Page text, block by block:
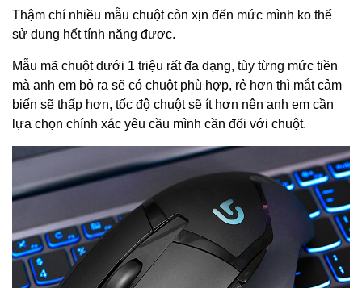
Thậm chí nhiều mẫu chuột còn xịn đến mức mình ko thể
sử dụng hết tính năng được.
Mẫu mã chuột dưới 1 triệu rất đa dạng, tùy từng mức tiền
mà anh em bỏ ra sẽ có chuột phù hợp, rẻ hơn thì mắt cảm
biến sẽ thấp hơn, tốc độ chuột sẽ ít hơn nên anh em cần
lựa chọn chính xác yêu cầu mình cần đối với chuột.